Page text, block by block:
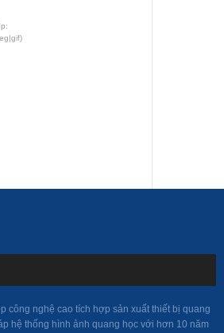
công nghệ cao tích hợp sản xuất thiết bị quang
hệ thống hình ảnh quang học với hơn 10 năm